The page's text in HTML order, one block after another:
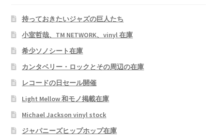
持っておきたいジャズの巨人たち
小室哲哉、TM NETWORK、vinyl 在庫
希少ソノシート在庫
カンタベリー・ロックとその周辺の在庫
レコードの日セール開催
Light Mellow 和モノ掲載在庫
Michael Jackson vinyl stock
ジャパニーズヒップホップ在庫